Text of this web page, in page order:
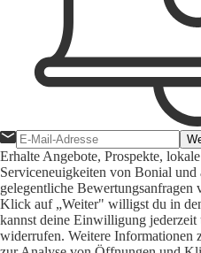
Erhalte Angebote, Prospekte,
Serviceneuigkeiten von Bonial und
gelegentliche
Klick auf „Weiter" willigst du in
kannst deine Einwilligung
widerrufen. Weitere Informationen